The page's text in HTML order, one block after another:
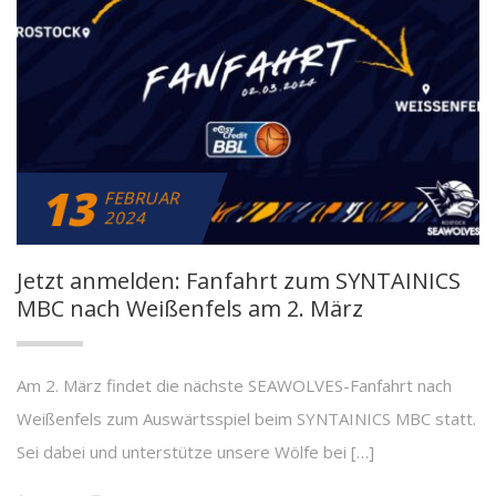
13 FEBRUAR
2024
Jetzt anmelden: Fanfahrt zum SYNTAINICS
MBC nach Weißenfels am 2. März
Am 2. März findet die nächste SEAWOLVES-Fanfahrt nach
Weißenfels zum Auswärtsspiel beim SYNTAINICS MBC statt.
Sei dabei und unterstütze unsere Wölfe bei […]